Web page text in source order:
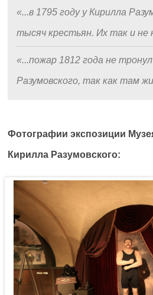
...в 1795 году у Кирилла
тысяч крестьян. Их так и не
...пожар 1812 года не
Разумовского, так как там
Фотографии экспозиции
Кирилла Разумовского: